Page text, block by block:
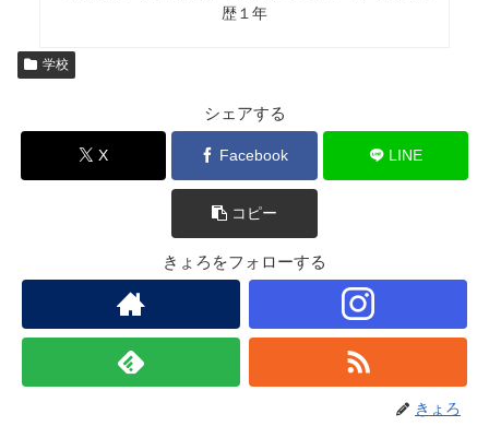
歴１年
学校
シェアする
X Facebook LINE
コピー
きょろをフォローする
きょろ